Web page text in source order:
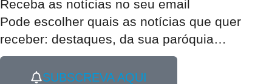
Receba as notícias no seu email​
Pode escolher quais as notícias que quer
receber: destaques, da sua paróquia…
SUBSCREVA AQUI